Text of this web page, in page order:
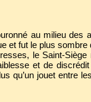
au milieu des
et fut le plus sombre
le Saint-
et de
qu’un jouet entre